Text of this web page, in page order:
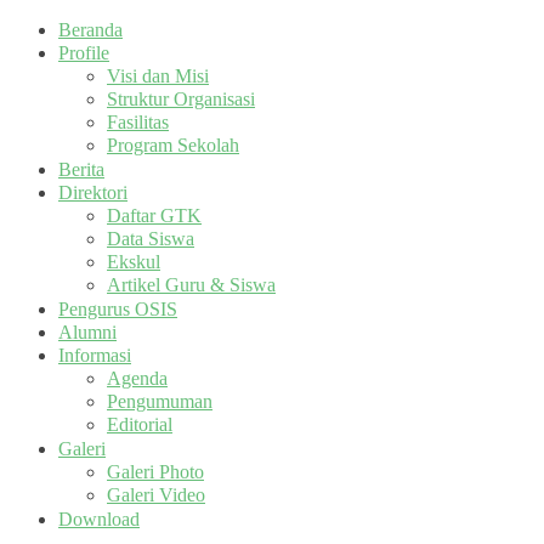
Beranda
Profile
Visi dan Misi
Struktur Organisasi
Fasilitas
Program Sekolah
Berita
Direktori
Daftar GTK
Data Siswa
Ekskul
Artikel Guru & Siswa
Pengurus OSIS
Alumni
Informasi
Agenda
Pengumuman
Editorial
Galeri
Galeri Photo
Galeri Video
Download